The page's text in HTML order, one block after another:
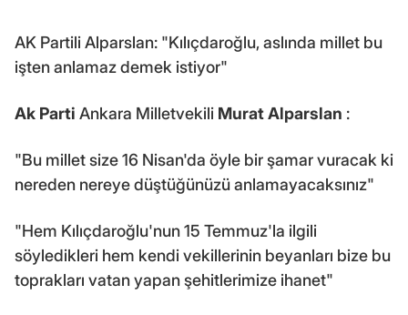
AK Partili Alparslan: "Kılıçdaroğlu, aslında millet bu
işten anlamaz demek istiyor"
Ak Parti Ankara Milletvekili Murat Alparslan :
"Bu millet size 16 Nisan'da öyle bir şamar vuracak ki
nereden nereye düştüğünüzü anlamayacaksınız"
"Hem Kılıçdaroğlu'nun 15 Temmuz'la ilgili
söyledikleri hem kendi vekillerinin beyanları bize bu
toprakları vatan yapan şehitlerimize ihanet"